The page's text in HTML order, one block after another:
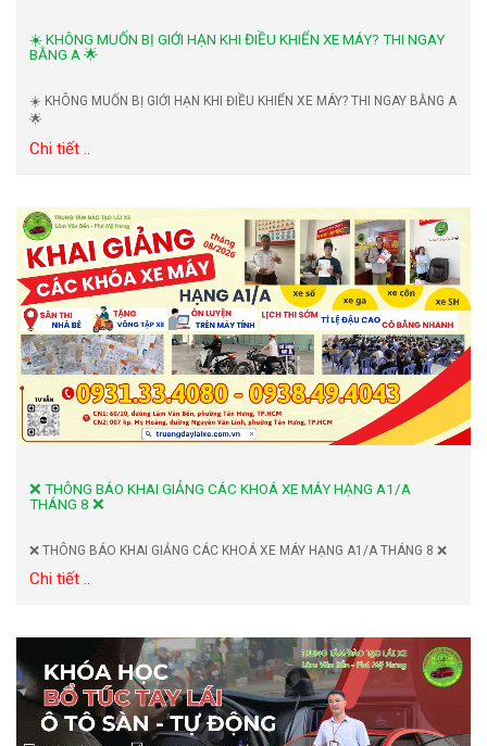
☀️ KHÔNG MUỐN BỊ GIỚI HẠN KHI ĐIỀU KHIỂN XE MÁY? THI NGAY
BẰNG A 🌟
☀️ KHÔNG MUỐN BỊ GIỚI HẠN KHI ĐIỀU KHIỂN XE MÁY? THI NGAY BẰNG A
🌟
Chi tiết ..
❌ THÔNG BÁO KHAI GIẢNG CÁC KHOÁ XE MÁY HẠNG A1/A
THÁNG 8 ❌
❌ THÔNG BÁO KHAI GIẢNG CÁC KHOÁ XE MÁY HẠNG A1/A THÁNG 8 ❌
Chi tiết ..